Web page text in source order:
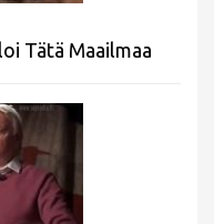
Tätä Maailmaa